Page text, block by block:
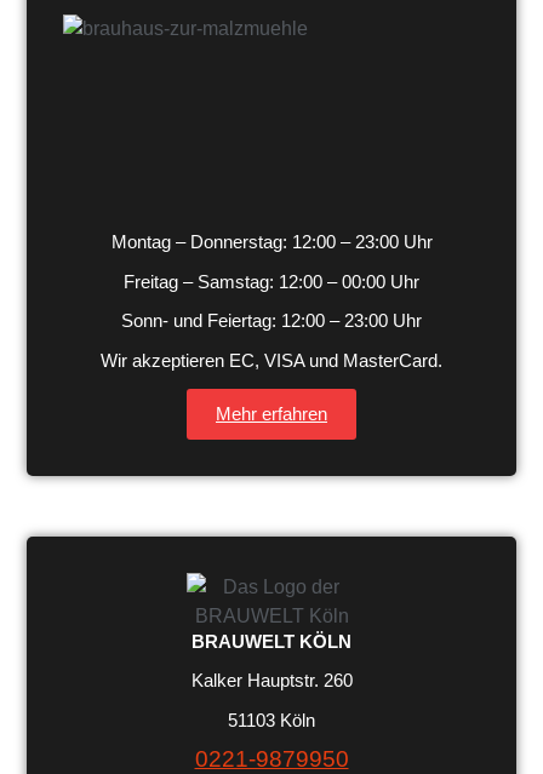
Montag – Donnerstag: 12:00 – 23:00 Uhr
Freitag – Samstag: 12:00 – 00:00 Uhr
Sonn- und Feiertag: 12:00 – 23:00 Uhr
Wir akzeptieren EC, VISA und MasterCard.
Mehr erfahren
BRAUWELT KÖLN
Kalker Hauptstr. 260
51103 Köln
0221-9879950